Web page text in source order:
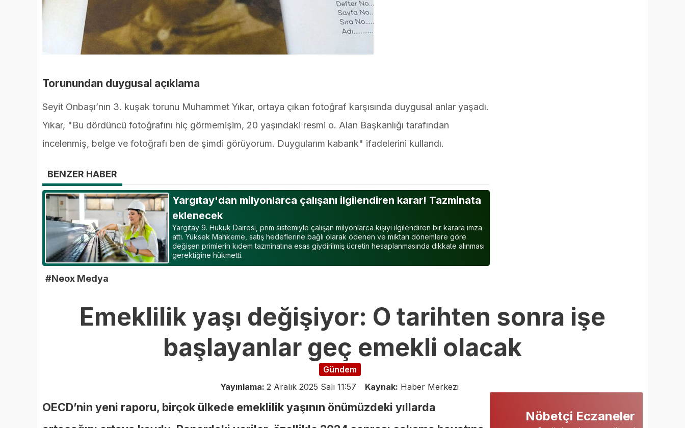
Torunundan duygusal açıklama
Seyit Onbaşı’nın 3. kuşak torunu Muhammet Yıkar, ortaya çıkan fotoğraf karşısında duygusal anlar yaşadı.
Yıkar, "Bu dördüncü fotoğrafını hiç görmemişim, 20 yaşındaki resmi o. Alan Başkanlığı tarafından
incelenmiş, belge ve fotoğrafı ben de şimdi görüyorum. Duygularım kabarık" ifadelerini kullandı.
BENZER HABER
Yargıtay'dan milyonlarca çalışanı ilgilendiren karar! Tazminata
eklenecek
Yargıtay 9. Hukuk Dairesi, prim sistemiyle çalışan milyonlarca kişiyi ilgilendiren bir karara imza
attı. Yüksek Mahkeme, satış hedeflerine bağlı olarak ödenen ve miktarı dönemlere göre
değişen primlerin kıdem tazminatına esas giydirilmiş ücretin hesaplanmasında dikkate alınması
gerektiğine hükmetti.
#Neox Medya
Emeklilik yaşı değişiyor: O tarihten sonra işe
başlayanlar geç emekli olacak
Gündem
Yayınlama: 2 Aralık 2025 Salı 11:57 Kaynak: Haber Merkezi
OECD’nin yeni raporu, birçok ülkede emeklilik yaşının önümüzdeki yıllarda
Nöbetçi Eczaneler